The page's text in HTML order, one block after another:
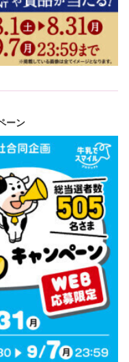
ーン